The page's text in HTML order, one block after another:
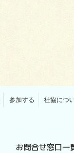
参加する 社協につ
お問合せ窓口一